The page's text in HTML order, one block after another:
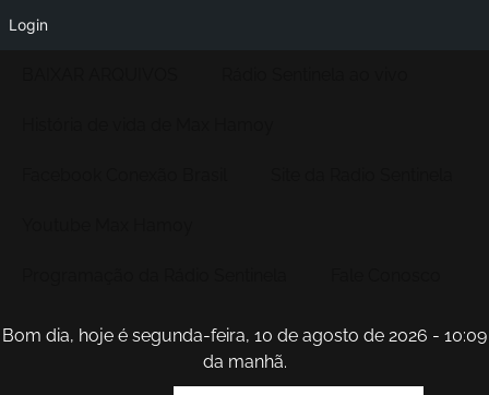
Bom dia, hoje é segunda-feira, 10 de agosto de 2026 - 10:09
da manhã.
Login